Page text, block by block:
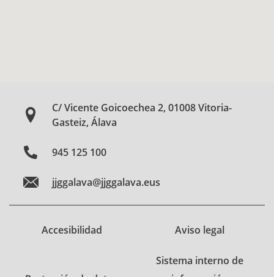
C/ Vicente Goicoechea 2, 01008 Vitoria-
Gasteiz, Álava
945 125 100
jjggalava@jjggalava.eus
Accesibilidad Aviso legal
Sistema interno de